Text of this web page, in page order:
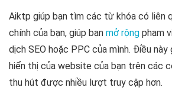
Aiktp giúp bạn tìm các từ khóa có liên
chính của bạn, giúp bạn mở rộng phạm
dịch SEO hoặc PPC của mình. Điều này
hiển thị của website của bạn trên các
thu hút được nhiều lượt truy cập hơn.